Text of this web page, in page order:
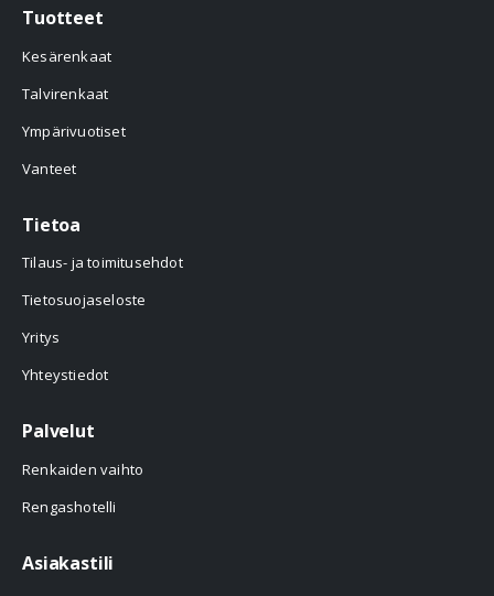
Tuotteet
Kesärenkaat
Talvirenkaat
Ympärivuotiset
Vanteet
Tietoa
Tilaus- ja toimitusehdot
Tietosuojaseloste
Yritys
Yhteystiedot
Palvelut
Renkaiden vaihto
Rengashotelli
Asiakastili